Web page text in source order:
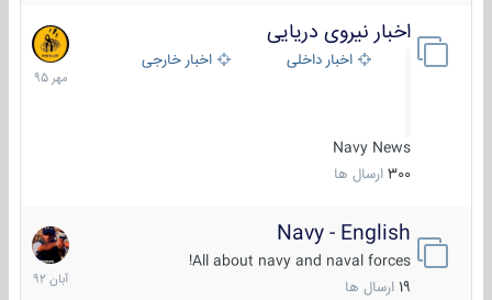
اخبار نیروی دریایی
اخبار داخلی اخبار خارجی
Navy News
300 ارسال ها
27
مهر
1395
Navy - English
All about navy and naval forces!
ارسال ها
22
آبان
1392